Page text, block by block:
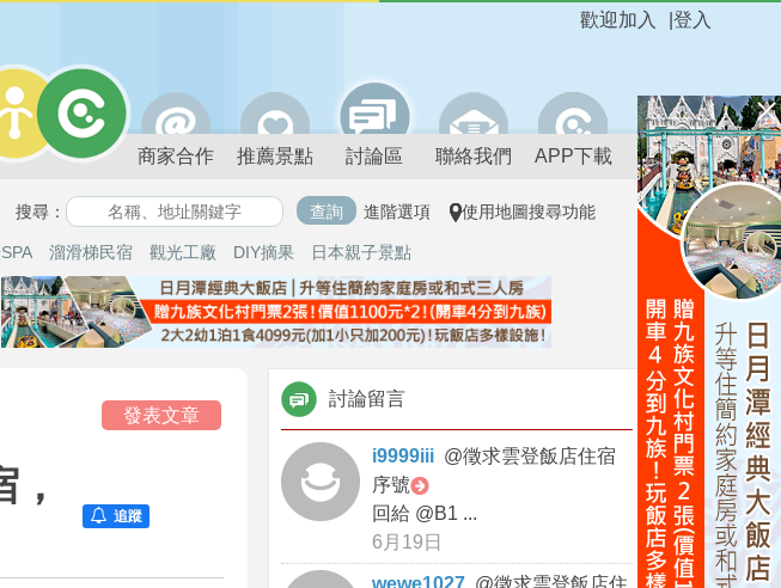
登入
歡迎加入
商家合作 推薦景點 討論區 聯絡我們 APP下載
搜尋： 進階選項 使用地圖搜尋功能
溜滑梯民宿 觀光工廠 DIY摘果 日本親子景點
發表文章
追蹤
討論留言
i9999iii @徵求雲登飯店住宿
序號
回給 @B1 ...
6月19日
wewe1027 @徵求雲登飯店住